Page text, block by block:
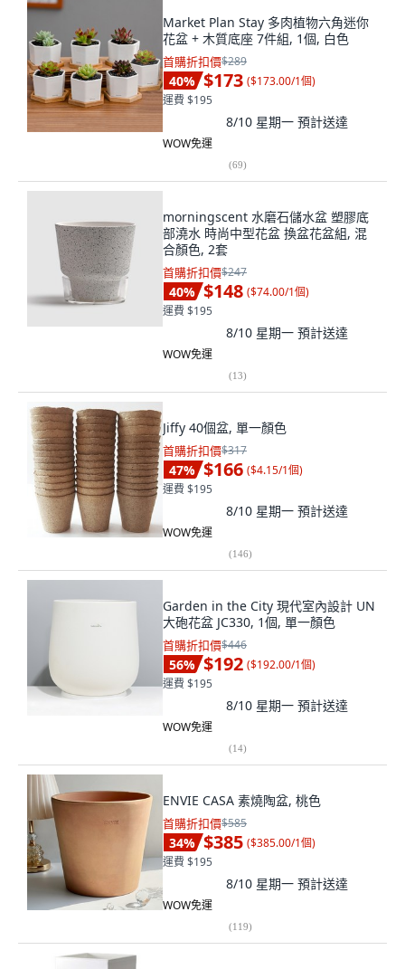
Market Plan Stay 多肉植物六角迷你
花盆 + 木質底座 7件組, 1個, 白色
首購折扣價$289
40% $173 ($173.00/1個)
運費 $195
8/10 星期一 預計送達
WOW免運
(69)
morningscent 水磨石儲水盆 塑膠底
部澆水 時尚中型花盆 換盆花盆組, 混
合顏色, 2套
首購折扣價$247
40% $148 ($74.00/1個)
運費 $195
8/10 星期一 預計送達
WOW免運
(13)
Jiffy 40個盆, 單一顏色
首購折扣價$317
47% $166 ($4.15/1個)
運費 $195
8/10 星期一 預計送達
WOW免運
(146)
Garden in the City 現代室內設計 UN
大砲花盆 JC330, 1個, 單一顏色
首購折扣價$446
56% $192 ($192.00/1個)
運費 $195
8/10 星期一 預計送達
WOW免運
(14)
ENVIE CASA 素燒陶盆, 桃色
首購折扣價$585
34% $385 ($385.00/1個)
運費 $195
8/10 星期一 預計送達
WOW免運
(119)